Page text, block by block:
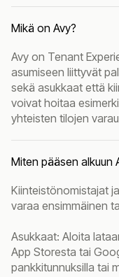
Mikä on Avy?
Avy on Tenant
asumiseen liittyvät
sekä asukkaat että
voivat hoitaa
yhteisten tilojen
Miten pääsen alkuun
Kiinteistönomistajat
varaa ensimmäinen
Asukkaat: Aloita
App Storesta tai
pankkitunnuksilla tai